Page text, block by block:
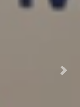
Next